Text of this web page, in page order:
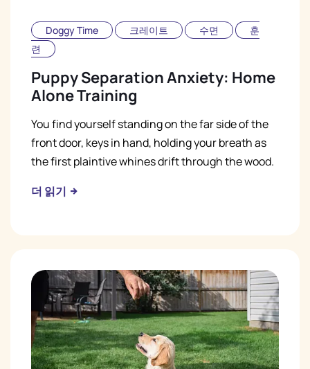
Doggy Time 크레이트 수면
훈
련
Puppy Separation Anxiety: Home
Alone Training
You find yourself standing on the far side of the
front door, keys in hand, holding your breath as
the first plaintive whines drift through the wood.
더 읽기